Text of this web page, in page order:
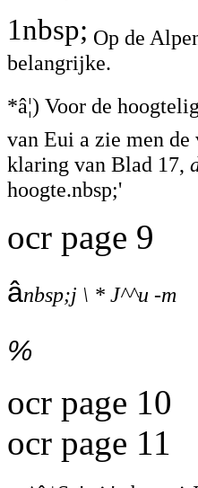
1nbsp; Op de
belangrijke.
*â¦) Voor de
van Eui a zie men de
klaring van Blad 17,
hoogte.nbsp;'
ocr page 9
ânbsp;j \ * J^^u -m
%
ocr page 10
ocr page 11